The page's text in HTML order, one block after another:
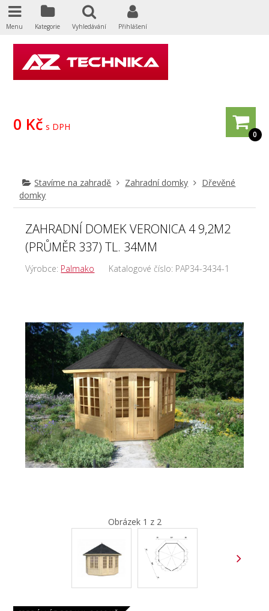
0
0 Kč s DPH
Stavíme na zahradě Zahradní domky
Dřevěné
domky
ZAHRADNÍ DOMEK VERONICA 4 9,2M2
(PRŮMĚR 337) TL. 34MM
Výrobce: Palmako Katalogové číslo: PAP34-3434-1
Obrázek 1 z 2
Menu Kategorie Vyhledávání Přihlášení